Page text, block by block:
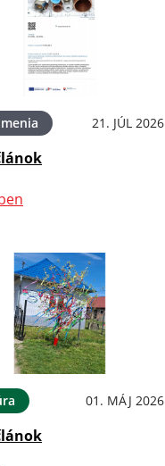
21. JÚL 2026
01. MÁJ 2026